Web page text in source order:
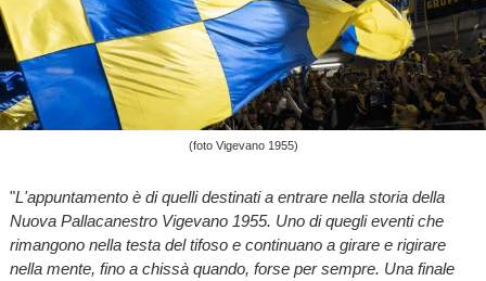
(foto Vigevano 1955)
"L'appuntamento è di quelli destinati a entrare nella storia della
Nuova Pallacanestro Vigevano 1955. Uno di quegli eventi che
rimangono nella testa del tifoso e continuano a girare e rigirare
nella mente, fino a chissà quando, forse per sempre. Una finale